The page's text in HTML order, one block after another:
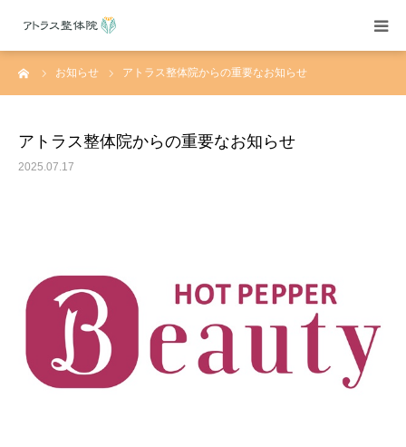
お知らせ アトラス整体院からの重要なお知らせ
アトラス整体院からの重要なお知らせ
2025.07.17
当院紹介
ブログ